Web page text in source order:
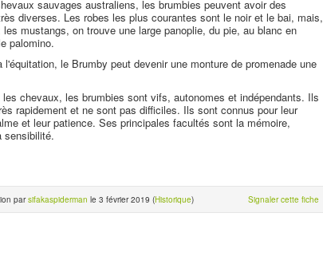
sauvages australiens, les brumbies peuvent avoir des
diverses. Les robes les plus courantes sont le noir et le bai, mais,
mustangs, on trouve une large panoplie, du pie, au blanc en
palomino.
l'équitation, le Brumby peut devenir une monture de promenade une
chevaux, les brumbies sont vifs, autonomes et indépendants. Ils
rapidement et ne sont pas difficiles. Ils sont connus pour leur
et leur patience. Ses principales facultés sont la mémoire,
sensibilité.
parsifakaspiderman le 3 février 2019 (Historique) Signaler cette fiche